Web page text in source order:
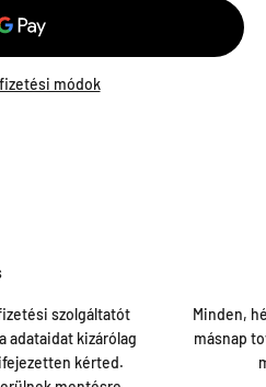
módok
szolgáltatót
adataidat kizárólag
kérted.
Minden,
másnap